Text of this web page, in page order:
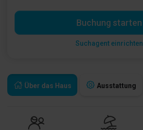
Über das Haus Ausstattung
Buchung starten
Suchagent einrichten